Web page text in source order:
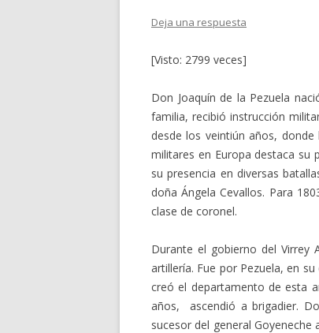
Deja una respuesta
[Visto: 2799 veces]
Don Joaquín de la Pezuela
familia, recibió instrucción
desde los veintiún años,
militares en Europa destaca su
su presencia en diversas
doña Ángela Cevallos. Para
clase de coronel.
Durante el gobierno del Virrey
artillería. Fue por Pezuela, en
creó el departamento de esta
años, ascendió a brigadier.
sucesor del general